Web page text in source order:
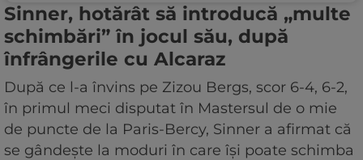
Sinner, hotărât să introducă „multe
schimbări” în jocul său, după
înfrângerile cu Alcaraz
După ce l-a învins pe Zizou Bergs, scor 6-4, 6-2,
în primul meci disputat în Mastersul de o mie
de puncte de la Paris-Bercy, Sinner a afirmat că
se gândește la moduri în care își poate schimba